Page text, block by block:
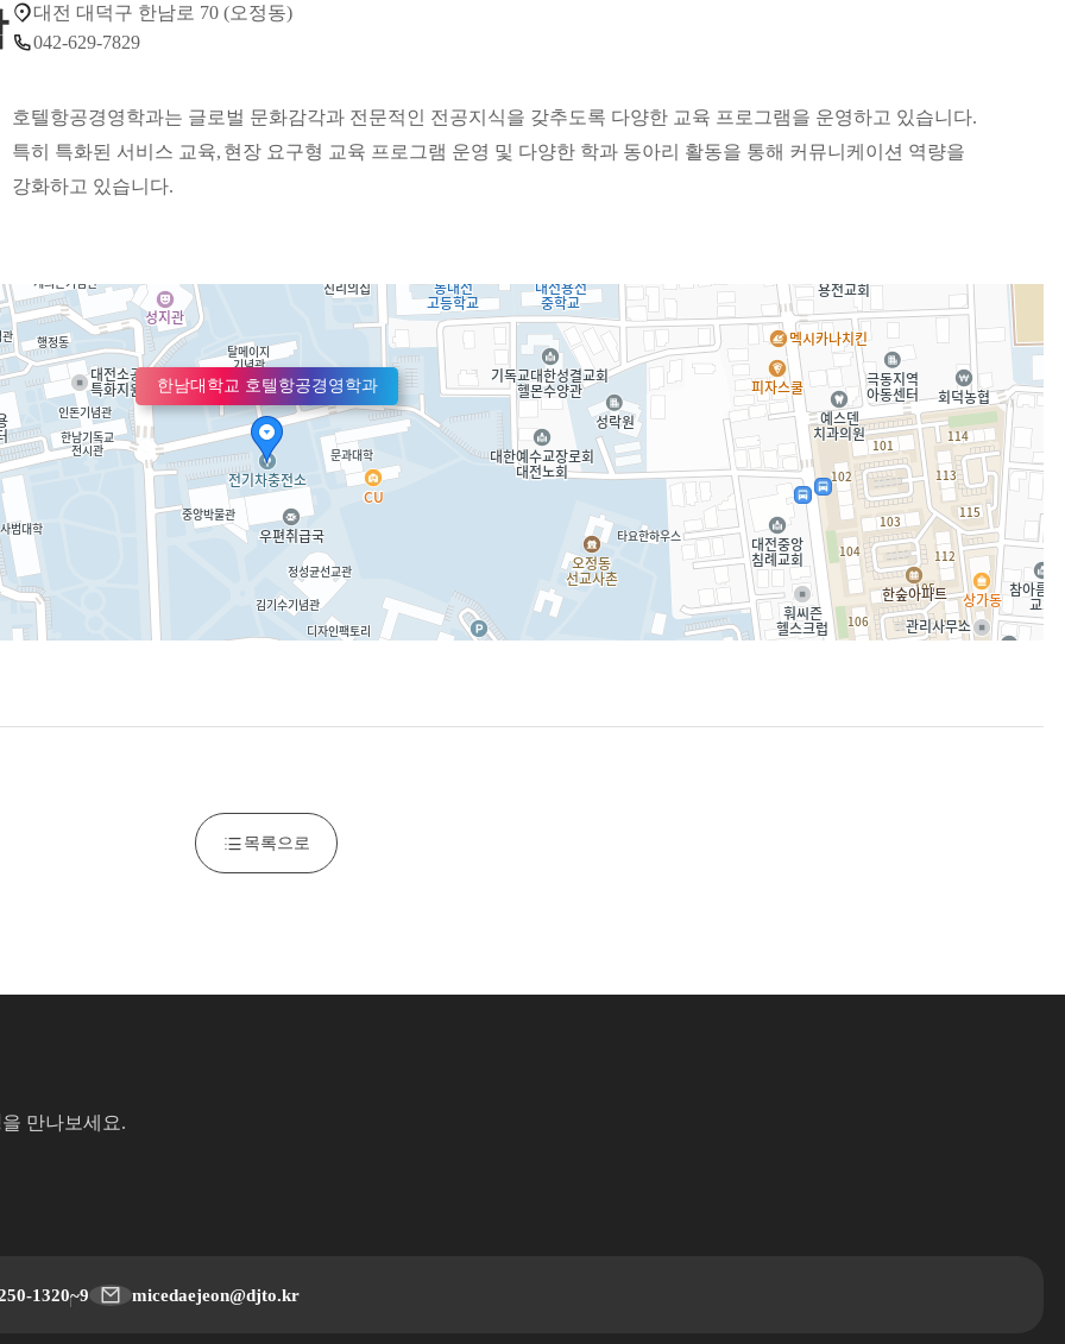
대전 대덕구 한남로 70 (오정동)
042-629-7829
호텔항공경영학과는 글로벌 문화감각과 전문적인 전공지식을 갖추도록 다양한 교육 프로그램을 운영하고 있습니다.
특히 특화된 서비스 교육, 현장 요구형 교육 프로그램 운영 및 다양한 학과 동아리 활동을 통해 커뮤니케이션 역량을
강화하고 있습니다.
한남대학교 호텔항공경영학과
목록으로
을 만나보세요.
1320~9 micedaejeon@djto.kr